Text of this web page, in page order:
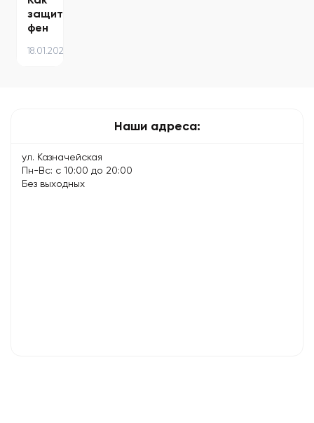
защитить
фен
от
18.01.2025
Наши адреса:
ул. Казначейская
Пн-Вс: с 10:00 до 20:00
Без выходных